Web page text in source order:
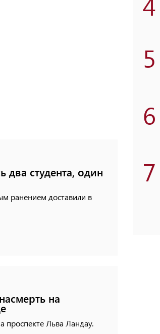
два студента, один
ранением доставили в
на
проспекте Льва Ландау.
5
6
7